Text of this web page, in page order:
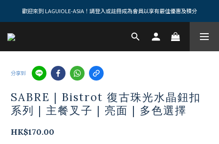
歡迎來到 LAGUIOLE-ASIA！請登入或註冊成為會員以享有最佳優惠及積分
分享到
SABRE | Bistrot 復古珠光水晶鈕扣
系列 | 主餐叉子 | 亮面 | 多色選擇
HK$170.00